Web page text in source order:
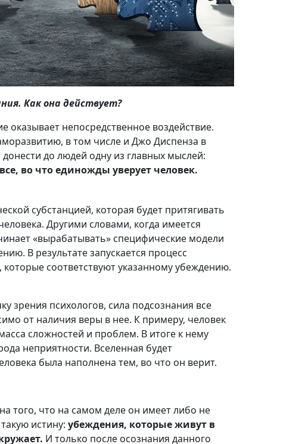
Как она действует?
оказывает непосредственное воздействие.
в том числе и Джо Диспенза в
до людей одну из главных мыслей:
во что единожды уверует человек.
субстанцией, которая будет притягивать
Другими словами, когда имеется
«вырабатывать» специфические модели
В результате запускается процесс
соответствуют указанному убеждению.
зрения психологов, сила подсознания все
от наличия веры в нее. К примеру, человек
сложностей и проблем. В итоге к нему
неприятности. Вселенная будет
была наполнена тем, во что он верит.
того, что на самом деле он имеет либо не
истину: убеждения, которые живут в
И только после осознания данного